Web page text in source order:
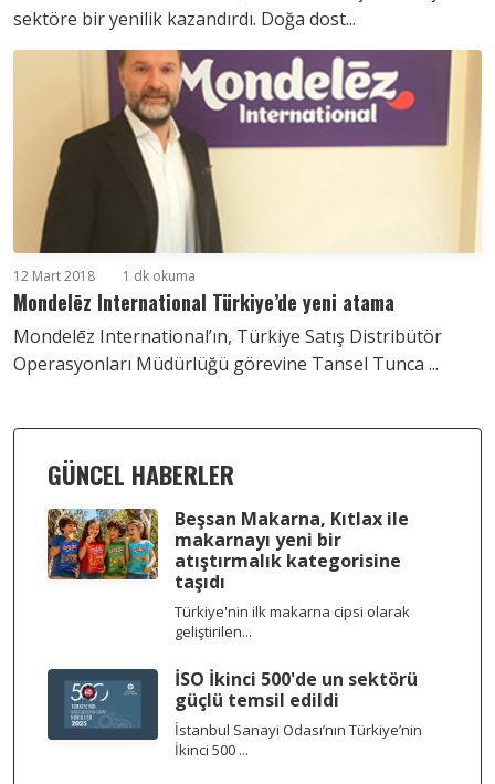
sektöre bir yenilik kazandırdı. Doğa dost...
12 Mart 2018 1 dk okuma
Mondelēz International Türkiye’de yeni atama
Mondelēz International’ın, Türkiye Satış Distribütör
Operasyonları Müdürlüğü görevine Tansel Tunca ...
GÜNCEL HABERLER
Beşsan Makarna, Kıtlax ile
makarnayı yeni bir
atıştırmalık kategorisine
taşıdı
Türkiye'nin ilk makarna cipsi olarak
geliştirilen...
İSO İkinci 500'de un sektörü
güçlü temsil edildi
İstanbul Sanayi Odası’nın Türkiye’nin
İkinci 500 ...